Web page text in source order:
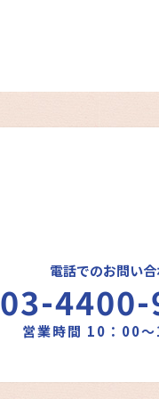
電話でのお問い
03-4400-
営業時間 10：00